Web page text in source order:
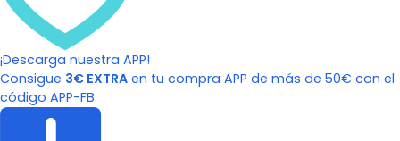
¡Descarga nuestra APP!
Consigue 3€ EXTRA en tu compra APP de más de 50€ con el
código APP-FB